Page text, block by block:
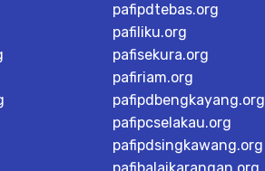
pafipdtebas.org
pafiliku.org
pafisekura.org
pafiriam.org
pafipdbengkayang.org
pafipcselakau.org
pafipdsingkawang.org